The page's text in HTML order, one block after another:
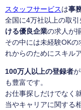
スタッフサービス は事
全国に4万社以上の取引
ける優良企業の求人が
その中には未経験OKの
れからのためにスキル
100万人以上の登録者
も豊富です。
お仕事探しだけでなく
当やキャリアに関する